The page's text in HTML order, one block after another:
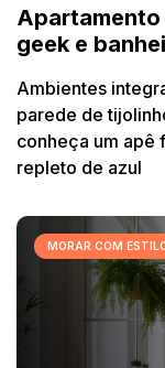
Apartamento
geek e
Ambientes
parede de
conheça um apê
repleto de azul
MORAR COM